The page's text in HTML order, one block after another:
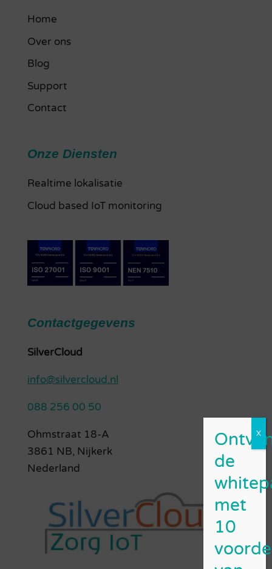
Home
Over ons
Blog
Support
Contact
Onze Diensten
Realtime lokalisatie
Cloud based IoT monitoring
Contactgegevens
SilverCloud
info@silvercloud.nl
088 256 00 50
Ohmstraat 18-A
3861 NB, Nijkerk
Nederland